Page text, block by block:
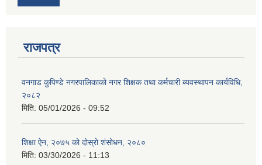
राजपत्र
वनगाड कुपिण्डे नगरपालिकाको नगर शिक्षक तथा कर्मचारी ब्यवस्थापन कार्यविधि,
२०८२
मिति: 05/01/2026 - 09:52
शिक्षा ऐन, २०७५ को दोस्रो शंसोधन, २०८०
मिति: 03/30/2026 - 11:13